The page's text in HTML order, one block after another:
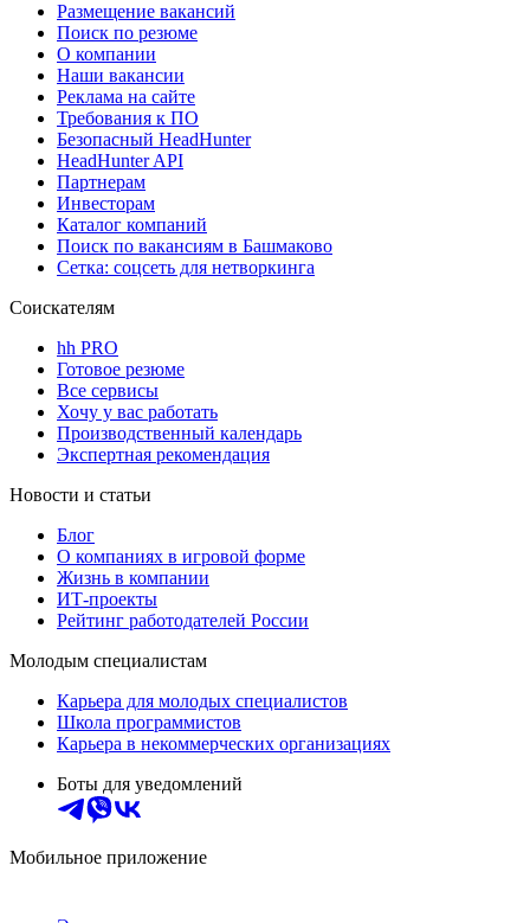
Размещение вакансий
Поиск по резюме
О компании
Наши вакансии
Реклама на сайте
Требования к ПО
Безопасный HeadHunter
HeadHunter API
Партнерам
Инвесторам
Каталог компаний
Поиск по вакансиям в Башмаково
Сетка: соцсеть для нетворкинга
Соискателям
hh PRO
Готовое резюме
Все сервисы
Хочу у вас работать
Производственный календарь
Экспертная рекомендация
Новости и статьи
Блог
О компаниях в игровой форме
Жизнь в компании
ИТ-проекты
Рейтинг работодателей России
Молодым специалистам
Карьера для молодых специалистов
Школа программистов
Карьера в некоммерческих организациях
Боты для уведомлений
Мобильное приложение